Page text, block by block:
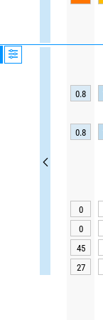
0.8
0.8
0
0
45
27